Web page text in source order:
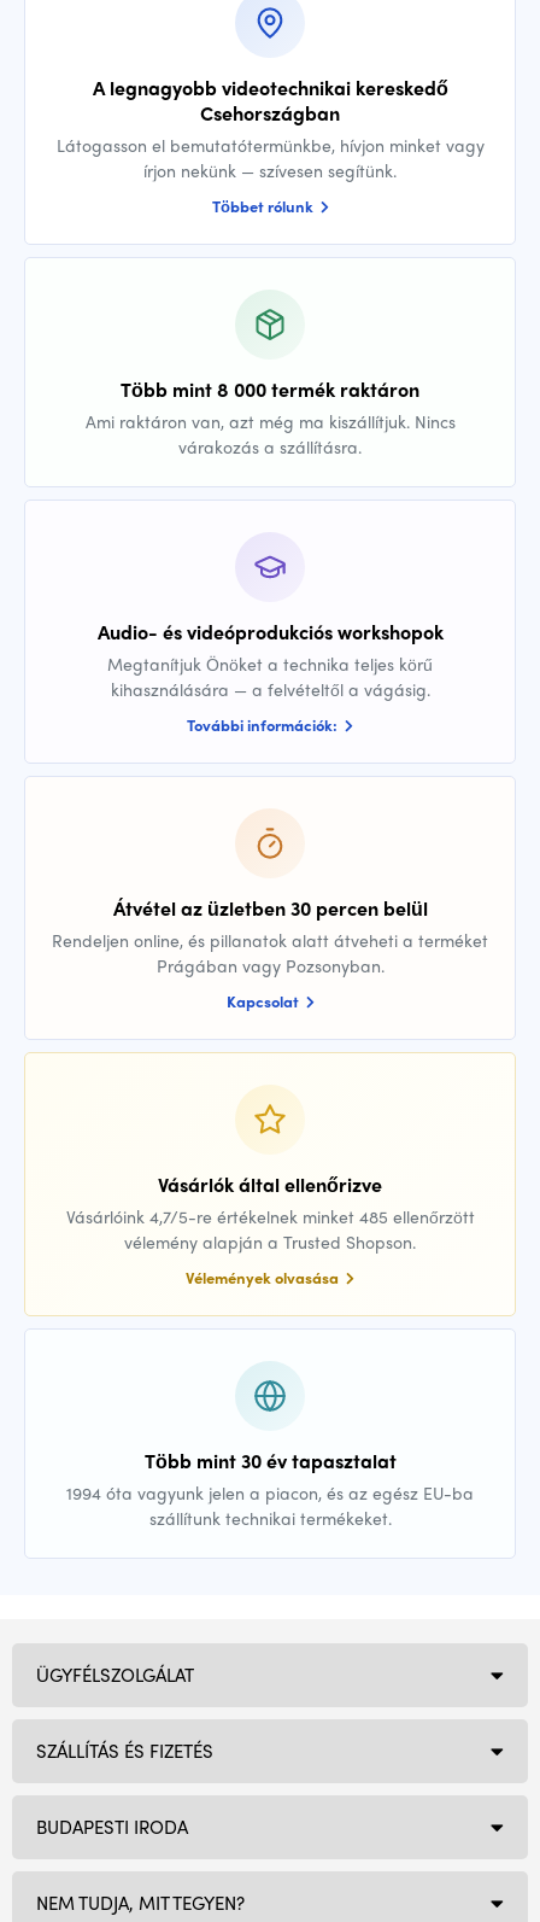
A legnagyobb videotechnikai kereskedő
Csehországban
Látogasson el bemutatótermünkbe, hívjon minket vagy
írjon nekünk — szívesen segítünk.
Többet rólunk
Több mint 8 000 termék raktáron
Ami raktáron van, azt még ma kiszállítjuk. Nincs
várakozás a szállításra.
Audio- és videóprodukciós workshopok
Megtanítjuk Önöket a technika teljes körű
kihasználására — a felvételtől a vágásig.
További információk:
Átvétel az üzletben 30 percen belül
Rendeljen online, és pillanatok alatt átveheti a terméket
Prágában vagy Pozsonyban.
Kapcsolat
Vásárlók által ellenőrizve
Vásárlóink 4,7/5-re értékelnek minket 485 ellenőrzött
vélemény alapján a Trusted Shopson.
Vélemények olvasása
Több mint 30 év tapasztalat
1994 óta vagyunk jelen a piacon, és az egész EU-ba
szállítunk technikai termékeket.
BUDAPESTI IRODA
NEM TUDJA, MIT TEGYEN?
ÜGYFÉLSZOLGÁLAT
SZÁLLÍTÁS ÉS FIZETÉS